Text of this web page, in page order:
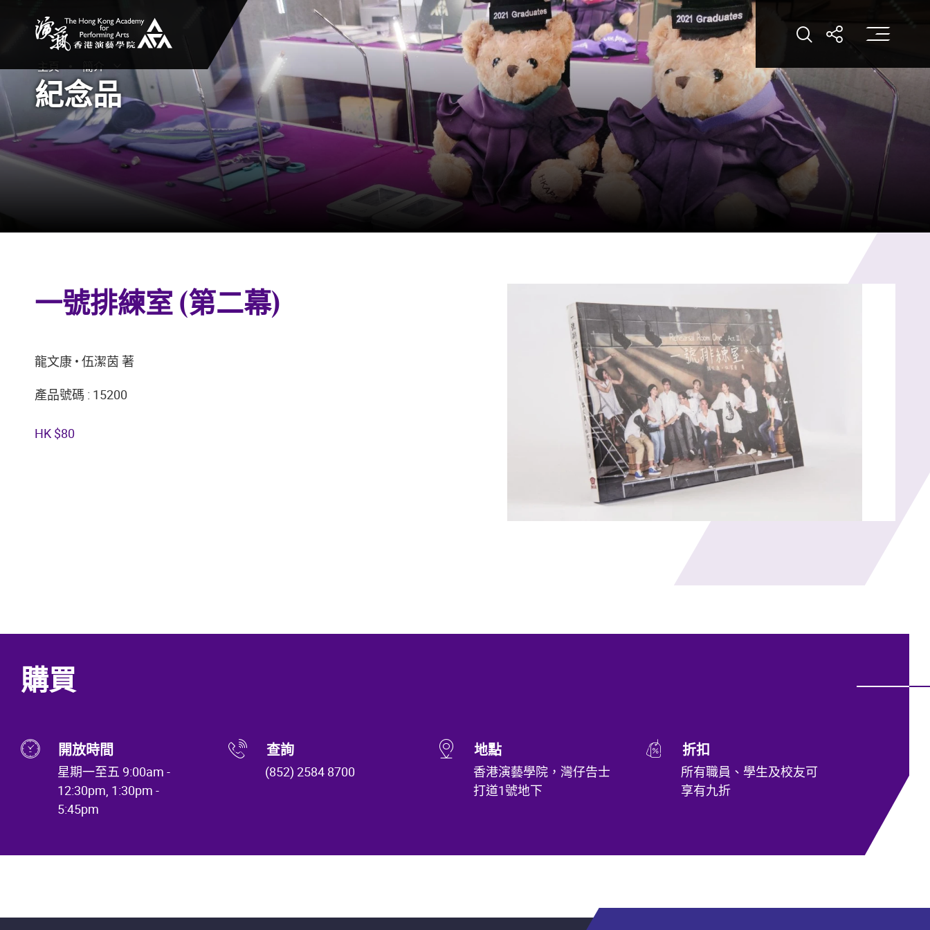
打開搜索打開分享打
主頁 簡介
紀念品
一號排練室 (第二幕)
龍文康 • 伍潔茵 著
產品號碼 : 15200
HK $80
購買
開放時間
星期一至五 9:00am -
12:30pm, 1:30pm -
5:45pm
查詢
(852) 2584 8700
地點
香港演藝學院，灣仔告士
打道1號地下
折扣
所有職員、學生及校友可
享有九折